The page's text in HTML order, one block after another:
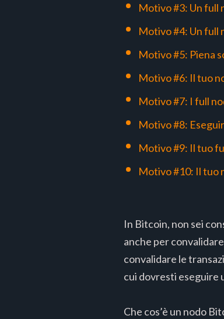
Motivo #3: Un full
Motivo #4: Un full
Motivo #5: Piena
Motivo #6: Il tuo
Motivo #7: I full
Motivo #8:
Motivo #9: Il tuo
Motivo #10: Il tuo
In Bitcoin, non sei
anche per
convalidare le
cui dovresti eseguire
Che cos’è un nodo